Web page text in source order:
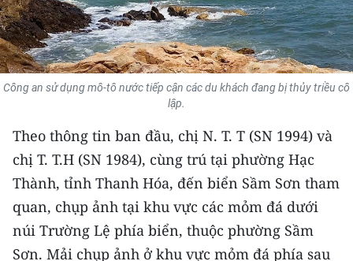
KHOA HỌC - CÔNG NGHỆ
MÔI TRƯỜNG
BẠN ĐỌC
KIỂM CHỨNG THÔNG TIN
TRI THỨC CHUYÊN SÂU
54 DÂN TỘC VIỆT NAM
CHƯƠNG TRÌNH OCOP - MỖI XÃ
Công an sử dụng mô-tô nước tiếp cận các du khách đang bị thủy triều cô
lập.
Theo thông tin ban đầu, chị N. T. T (SN 1994) và
chị T. T.H (SN 1984), cùng trú tại phường Hạc
Thành, tỉnh Thanh Hóa, đến biển Sầm Sơn tham
quan, chụp ảnh tại khu vực các mỏm đá dưới
núi Trường Lệ phía biển, thuộc phường Sầm
Sơn. Mải chụp ảnh ở khu vực mỏm đá phía sau